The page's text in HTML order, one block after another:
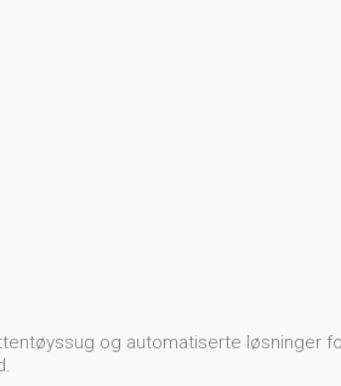
og automatiserte løsninger